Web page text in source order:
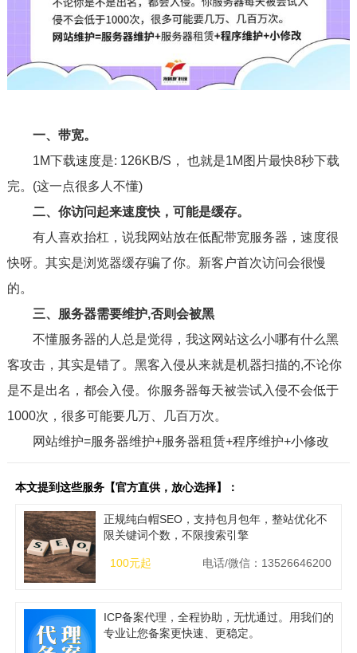
一、带宽。
1M下载速度是: 126KB/S， 也就是1M图片最快8秒下载
完。(这一点很多人不懂)
二、你访问起来速度快，可能是缓存。
有人喜欢抬杠，说我网站放在低配带宽服务器，速度很
快呀。其实是浏览器缓存骗了你。新客户首次访问会很慢
的。
三、服务器需要维护,否则会被黑
不懂服务器的人总是觉得，我这网站这么小哪有什么黑
客攻击，其实是错了。黑客入侵从来就是机器扫描的,不论你
是不是出名，都会入侵。你服务器每天被尝试入侵不会低于
1000次，很多可能要几万、几百万次。
网站维护=服务器维护+服务器租赁+程序维护+小修改
本文提到这些服务【官方直供，放心选择】：
正规纯白帽SEO，支持包月包年，整站优化不
限关键词个数，不限搜索引擎
100元起 电话/微信：13526646200
ICP备案代理，全程协助，无忧通过。用我们的
专业让您备案更快速、更稳定。